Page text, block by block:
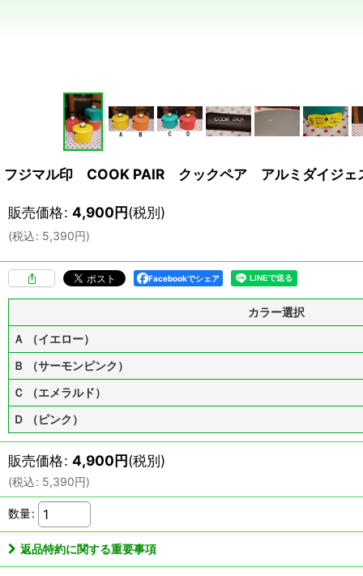
フジマル印 COOK PAIR クックペア アルミダイジ
販売価格: 4,900円(税別)
(税込: 5,390円)
Facebookでシェア
カラー選択
Ａ （イエロー）
Ｂ （サーモンピンク）
Ｃ （エメラルド）
Ｄ （ピンク）
販売価格: 4,900円(税別)
(税込: 5,390円)
数量:
返品特約に関する重要事項